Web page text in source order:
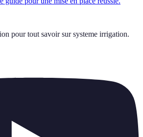
pour tout savoir sur systeme irrigation.